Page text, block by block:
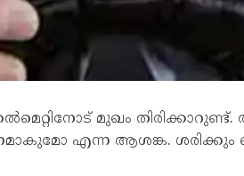
മുഖം
എന്ന ആശങ്ക. ശരിക്കും